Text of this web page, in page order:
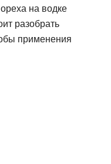
ореха на водке
разобрать
применения